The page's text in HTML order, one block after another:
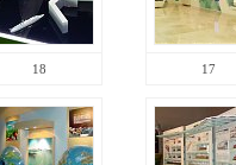
18 17